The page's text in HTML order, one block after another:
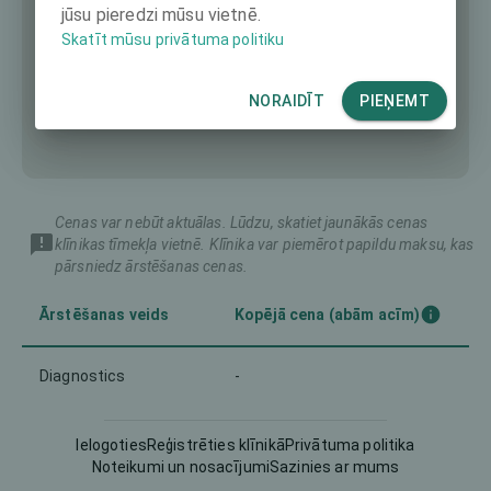
Cenas var nebūt aktuālas. Lūdzu, skatiet jaunākās cenas
klīnikas tīmekļa vietnē. Klīnika var piemērot papildu maksu, kas
pārsniedz ārstēšanas cenas.
Ārstēšanas veids Kopējā cena (abām acīm)
Diagnostics -
Intraocular Lens (IOL)
IelogotiesReģistrēties klīnikāPrivātuma politika
Noteikumi un nosacījumiSazinies ar mums
jūsu pieredzi mūsu vietnē.
Skatīt mūsu privātuma politiku
NORAIDĪT PIEŅEMT